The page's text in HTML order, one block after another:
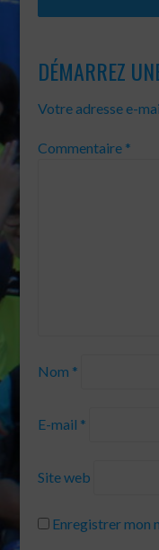
DÉMARREZ
Votre adresse e-
Commentaire *
Nom *
E-mail *
Site web
Enregistrer mon